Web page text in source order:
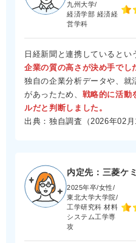
九州大学/
経済学部 経済経
営学科
日経新聞と連携しているとい
企業の質の高さが決め手でし
独自の企業分析データや、就
があったため、 戦略的に活動
ルだと判断しました。
出典：独自調査（2026年02
内定先：三菱ケ
2025年卒/女性/
東北大学大学院/
工学研究科 材料
システム工学専
攻